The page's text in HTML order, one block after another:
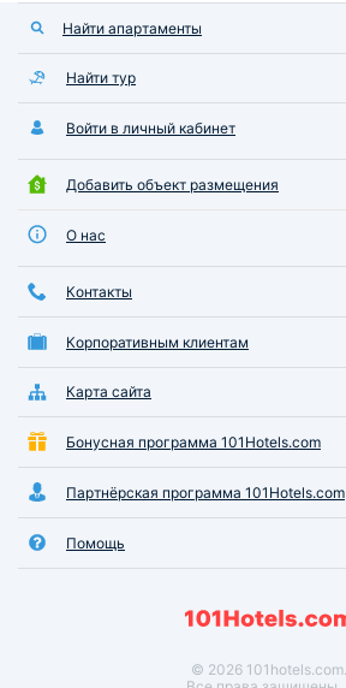
Найти апартаменты
Найти тур
Войти в личный кабинет
Добавить объект размещения
О нас
Контакты
Корпоративным клиентам
Карта сайта
Бонусная программа 101Hotels.com
Партнёрская программа 101Hotels.com
Помощь
© 2026 101hotels.com.